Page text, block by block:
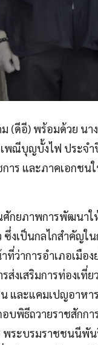
(ดีอี) พร้อมด้วย น
พณีบุญบั้งไฟ ประจ
าร และภาคเอกช
กยภาพการพัฒนาใ
งเป็นกลไกสำคัญใ
การอำเภอเมืองย
งเสริมการท่องเที่
และแคมเปญอาห
บพิธีถวายราชสัก
พระบรมราชชนนีพั